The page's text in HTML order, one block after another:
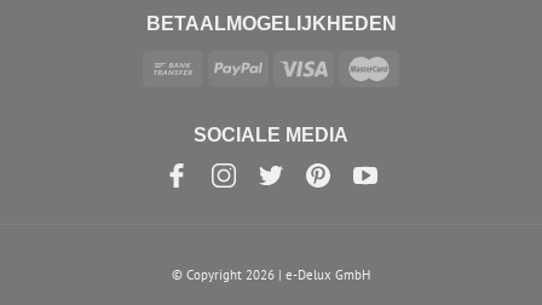
BETAALMOGELIJKHEDEN
SOCIALE MEDIA
© Copyright 2026 | e-Delux GmbH